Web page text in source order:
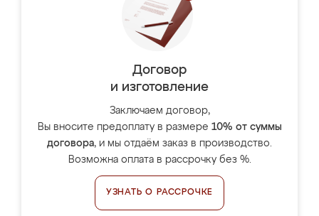
Договор
и изготовление
Заключаем договор,
Вы вносите предоплату в размере 10% от суммы
договора, и мы отдаём заказ в производство.
Возможна оплата в рассрочку без %.
УЗНАТЬ О РАССРОЧКЕ